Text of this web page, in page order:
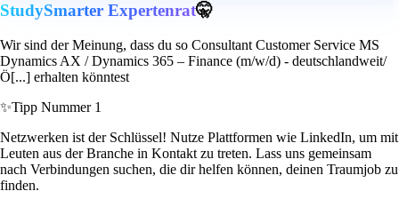
StudySmarter Expertenrat🤫
Wir sind der Meinung, dass du so Consultant Customer Service MS
Dynamics AX / Dynamics 365 – Finance (m/w/d) - deutschlandweit/
Ö[...] erhalten könntest
✨Tipp Nummer 1
Netzwerken ist der Schlüssel! Nutze Plattformen wie LinkedIn, um mit
Leuten aus der Branche in Kontakt zu treten. Lass uns gemeinsam
nach Verbindungen suchen, die dir helfen können, deinen Traumjob zu
finden.